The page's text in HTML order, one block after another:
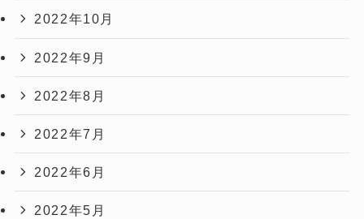
2022年10月
2022年9月
2022年8月
2022年7月
2022年6月
2022年5月